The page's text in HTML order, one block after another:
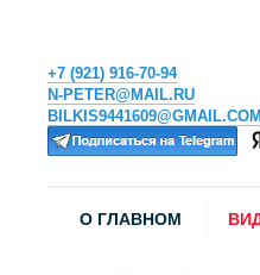
+7 (921) 916-70-94
N-PETER@MAIL.RU
BILKIS9441609@GMAIL.COM
О ГЛАВНОМ